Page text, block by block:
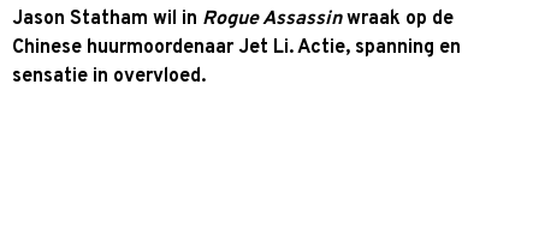
Jason Statham wil in Rogue Assassinwraak op de
Chinese huurmoordenaar Jet Li. Actie, spanning en
sensatie in overvloed.